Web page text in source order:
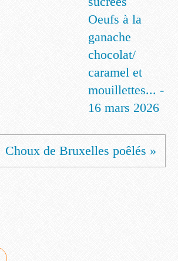
Oeufs à la
ganache
chocolat/
caramel et
mouillettes... -
16 mars 2026
Choux de Bruxelles poêlés »